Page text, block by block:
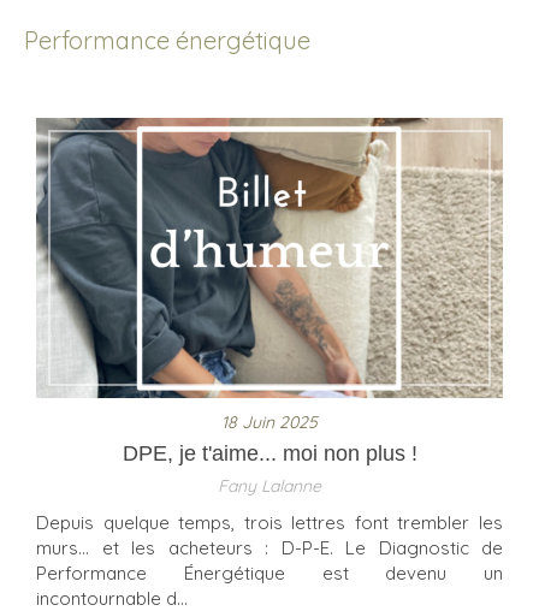
Performance énergétique
18 Juin 2025
DPE, je t'aime... moi non plus !
Fany Lalanne
Depuis quelque temps, trois lettres font trembler les
murs… et les acheteurs : D-P-E. Le Diagnostic de
Performance Énergétique est devenu un
incontournable d...